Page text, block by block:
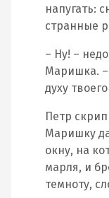
напугать:
странные
– Ну! –
Маришка. –
духу
Петр
Маришку
окну, на
марля, и
темноту,